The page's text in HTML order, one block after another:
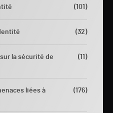
(101)
(32)
la sécurité de
(11)
liées à
(176)